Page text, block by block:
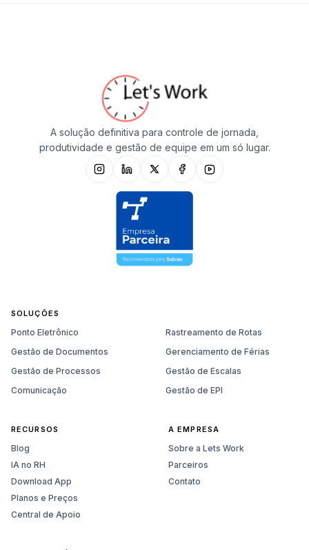
A solução definitiva para controle de jornada,
produtividade e gestão de equipe em um só lugar.
SOLUÇÕES
Ponto Eletrônico
Rastreamento de Rotas
Gestão de Documentos
Gerenciamento de Férias
Gestão de Processos
Gestão de Escalas
Comunicação
Gestão de EPI
RECURSOS
Blog
IA no RH
Download App
Planos e Preços
Central de Apoio
A EMPRESA
Sobre a Lets Work
Parceiros
Contato